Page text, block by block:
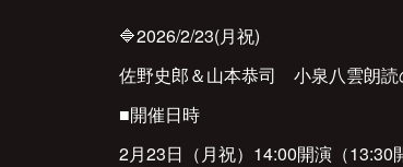
🔷2026/2/23(月祝)
佐野史郎＆山本恭司 小泉八雲朗読
■開催日時
2月23日（月祝）14:00開演（13:30